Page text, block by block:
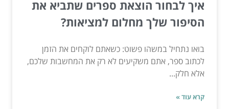
איך לבחור הוצאת ספרים שתביא את
הסיפור שלך מחלום למציאות?
בואו נתחיל במשהו פשוט: כשאתם לוקחים את הזמן
לכתוב ספר, אתם משקיעים לא רק את המחשבות שלכם,
אלא חלק...
קרא עוד »